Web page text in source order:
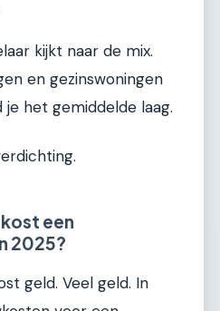
kijkt naar de mix.
en gezinswoningen
het gemiddelde laag.
een
2025?
geld. Veel geld. In